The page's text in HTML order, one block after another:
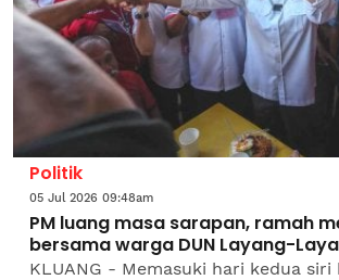
Politik
05 Jul 2026 09:48am
PM luang masa sarapan, ramah
bersama warga DUN Layang-
KLUANG - Memasuki hari kedua siri